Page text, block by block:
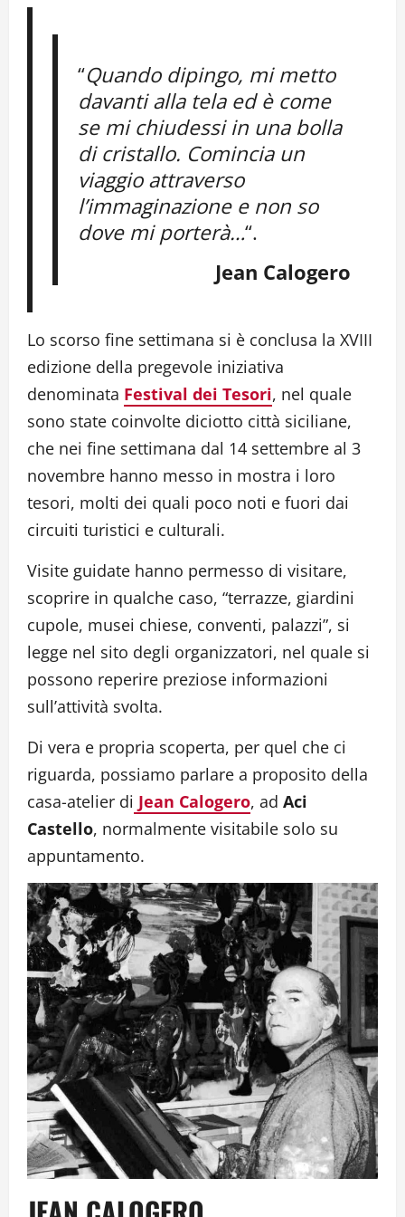
“Quando dipingo, mi metto
davanti alla tela ed è come
se mi chiudessi in una bolla
di cristallo. Comincia un
viaggio attraverso
l’immaginazione e non so
dove mi porterà…“.
Jean Calogero
Lo scorso fine settimana si è conclusa la XVIII
edizione della pregevole iniziativa
denominata Festival dei Tesori, nel quale
sono state coinvolte diciotto città siciliane,
che nei fine settimana dal 14 settembre al 3
novembre hanno messo in mostra i loro
tesori, molti dei quali poco noti e fuori dai
circuiti turistici e culturali.
Visite guidate hanno permesso di visitare,
scoprire in qualche caso, “terrazze, giardini
cupole, musei chiese, conventi, palazzi”, si
legge nel sito degli organizzatori, nel quale si
possono reperire preziose informazioni
sull’attività svolta.
Di vera e propria scoperta, per quel che ci
riguarda, possiamo parlare a proposito della
casa-atelier di Jean Calogero, ad Aci
Castello, normalmente visitabile solo su
appuntamento.